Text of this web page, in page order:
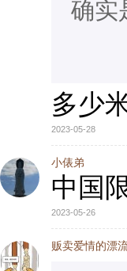
确实
多少
2023-05-28
小俵弟
中国
2023-05-26
贩卖爱情的漂